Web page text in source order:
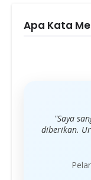
Apa Kata
"Saya
diberikan.